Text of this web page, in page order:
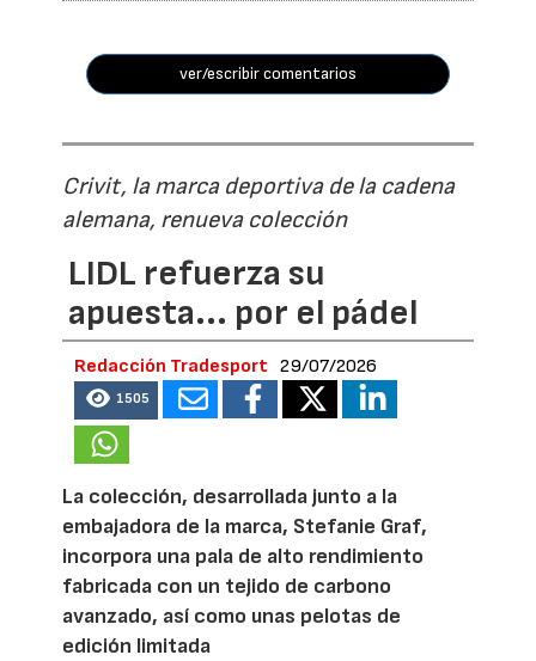
ver/escribir comentarios
Crivit, la marca deportiva de la cadena
alemana, renueva colección
LIDL refuerza su
apuesta... por el pádel
Redacción Tradesport 29/07/2026
1505
La colección, desarrollada junto a la
embajadora de la marca, Stefanie Graf,
incorpora una pala de alto rendimiento
fabricada con un tejido de carbono
avanzado, así como unas pelotas de
edición limitada